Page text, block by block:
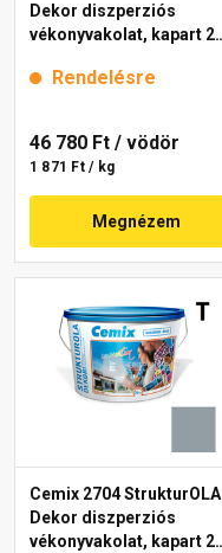
Dekor diszperziós
vékonyvakolat, kapart 2
Rendelésre
46 780 Ft / vödör
1 871 Ft / kg
Megnézem
Cemix 2704 StrukturOLA
Dekor diszperziós
vékonyvakolat, kapart 2